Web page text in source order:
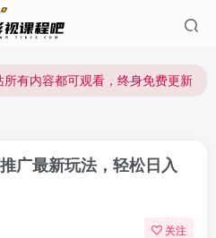
所有内容都可观看，终身免费更新
有内容都可观看，终身免费更新
广最新玩法，轻松日入
关注